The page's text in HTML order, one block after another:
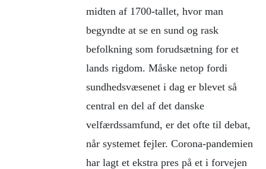
midten af 1700-tallet, hvor man
begyndte at se en sund og rask
befolkning som forudsætning for et
lands rigdom. Måske netop fordi
sundhedsvæsenet i dag er blevet så
central en del af det danske
velfærdssamfund, er det ofte til debat,
når systemet fejler. Corona-pandemien
har lagt et ekstra pres på et i forvejen